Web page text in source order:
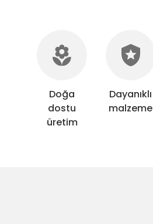
Doğa
dostu
üretim
Dayanıklı
malzeme